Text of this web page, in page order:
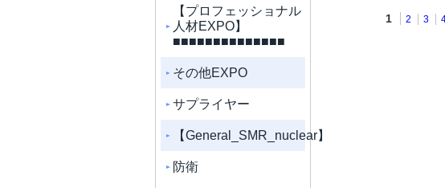
【プロフェッショナル
人材EXPO】
■■■■■■■■■■■■■■
その他EXPO
サプライヤー
【General_SMR_nuclear】
防衛
1 2 3